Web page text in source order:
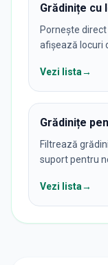
Grădinițe cu
Pornește
afișează locuri
Vezi lista→
Grădinițe
Filtrează
suport pentru
Vezi lista→